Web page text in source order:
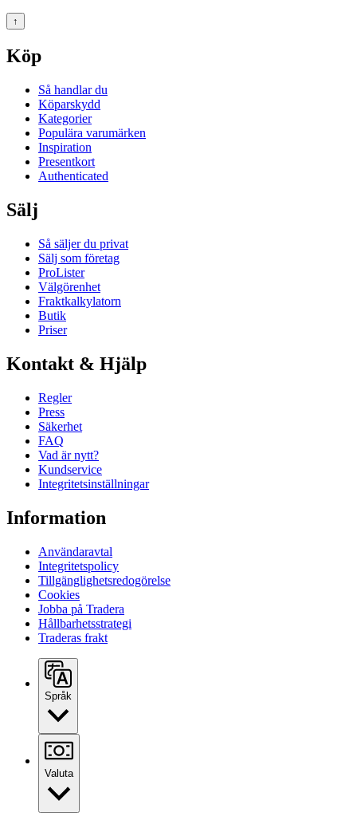
↑
Köp
Så handlar du
Köparskydd
Kategorier
Populära varumärken
Inspiration
Presentkort
Authenticated
Sälj
Så säljer du privat
Sälj som företag
ProLister
Välgörenhet
Fraktkalkylatorn
Butik
Priser
Kontakt & Hjälp
Regler
Press
Säkerhet
FAQ
Vad är nytt?
Kundservice
Integritetsinställningar
Information
Användaravtal
Integritetspolicy
Tillgänglighetsredogörelse
Cookies
Jobba på Tradera
Hållbarhetsstrategi
Traderas frakt
Språk
Valuta